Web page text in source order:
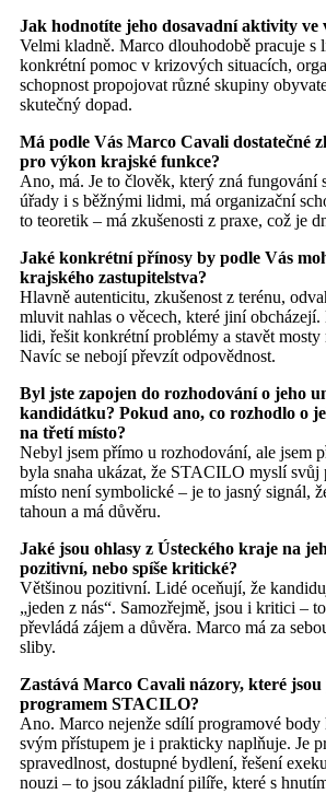
Jak hodnotíte jeho dosavadní aktivity ve
Velmi kladně. Marco dlouhodobě pracuje s
konkrétní pomoc v krizových situacích,
schopnost propojovat různé skupiny
skutečný dopad.
Má podle Vás Marco Cavali dostatečné
pro výkon krajské funkce?
Ano, má. Je to člověk, který zná fungování
úřady i s běžnými lidmi, má organizační
to teoretik – má zkušenosti z praxe, což je
Jaké konkrétní přínosy by podle Vás
krajského zastupitelstva?
Hlavně autenticitu, zkušenost z terénu,
mluvit nahlas o věcech, které jiní
lidi, řešit konkrétní problémy a stavět
Navíc se nebojí převzít odpovědnost.
Byl jste zapojen do rozhodování o jeho
kandidátku? Pokud ano, co rozhodlo o
na třetí místo?
Nebyl jsem přímo u rozhodování, ale jsem
byla snaha ukázat, že STACILO myslí svůj
místo není symbolické – je to jasný signál,
tahoun a má důvěru.
Jaké jsou ohlasy z Ústeckého kraje na
pozitivní, nebo spíše kritické?
Většinou pozitivní. Lidé oceňují, že
„jeden z nás“. Samozřejmě, jsou i kritici –
převládá zájem a důvěra. Marco má za
sliby.
Zastává Marco Cavali názory, které jsou
programem STACILO?
Ano. Marco nejenže sdílí programové
svým přístupem je i prakticky naplňuje. Je
spravedlnost, dostupné bydlení, řešení
nouzi – to jsou základní pilíře, které s